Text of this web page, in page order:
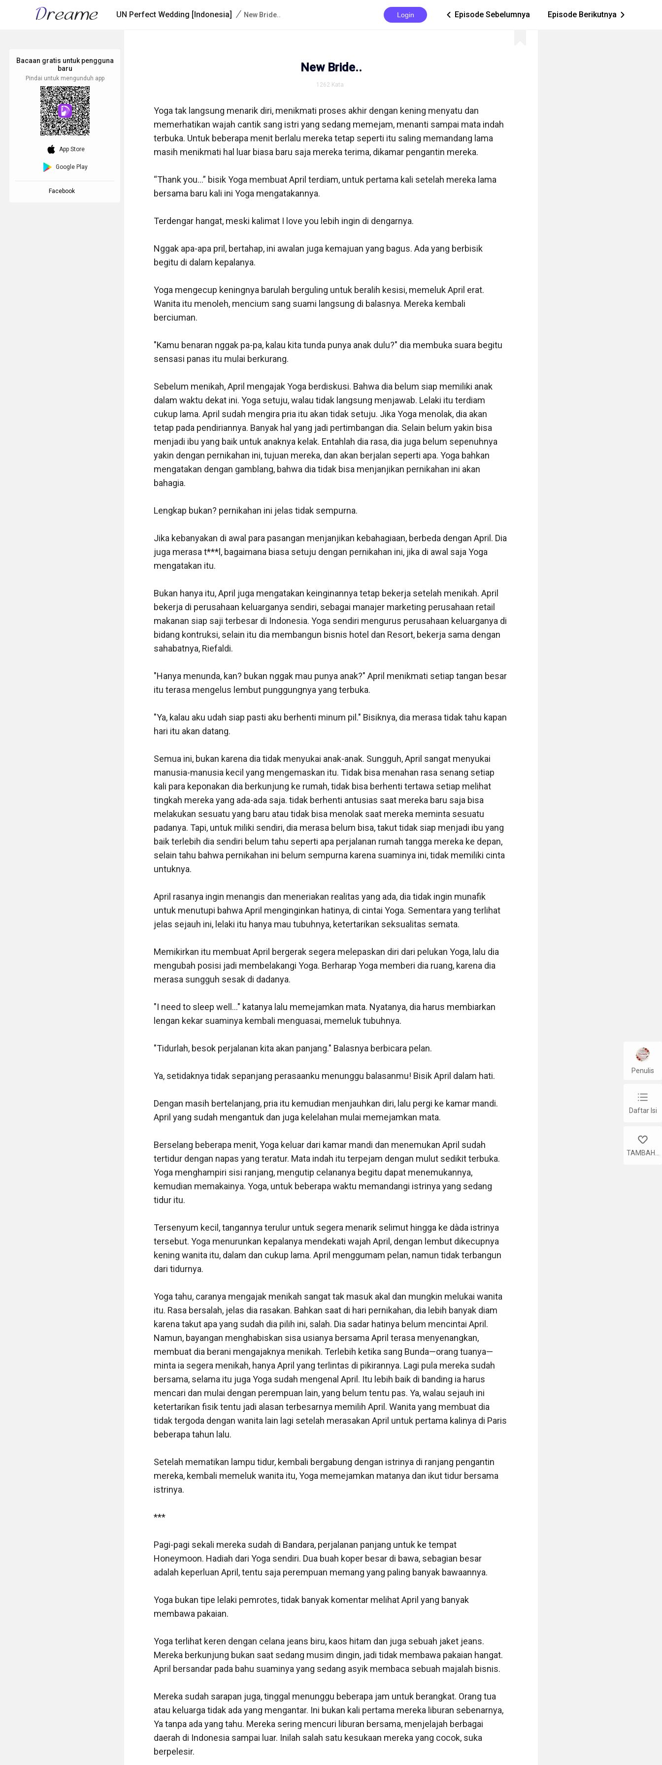
UN Perfect Wedding [Indonesia] / New Bride.. Login ic_arrow_left Episode Sebelumnya Episode Berikutnya ic_arrow_right
New Bride..
1262 Kata
Yoga tak langsung menarik diri, menikmati proses akhir dengan kening menyatu dan
memerhatikan wajah cantik sang istri yang sedang memejam, menanti sampai mata indah
terbuka. Untuk beberapa menit berlalu mereka tetap seperti itu saling memandang lama
masih menikmati hal luar biasa baru saja mereka terima, dikamar pengantin mereka.
“Thank you...” bisik Yoga membuat April terdiam, untuk pertama kali setelah mereka lama
bersama baru kali ini Yoga mengatakannya.
Terdengar hangat, meski kalimat I love you lebih ingin di dengarnya.
Nggak apa-apa pril, bertahap, ini awalan juga kemajuan yang bagus. Ada yang berbisik
begitu di dalam kepalanya.
Yoga mengecup keningnya barulah berguling untuk beralih kesisi, memeluk April erat.
Wanita itu menoleh, mencium sang suami langsung di balasnya. Mereka kembali
berciuman.
"Kamu benaran nggak pa-pa, kalau kita tunda punya anak dulu?" dia membuka suara begitu
sensasi panas itu mulai berkurang.
Sebelum menikah, April mengajak Yoga berdiskusi. Bahwa dia belum siap memiliki anak
dalam waktu dekat ini. Yoga setuju, walau tidak langsung menjawab. Lelaki itu terdiam
cukup lama. April sudah mengira pria itu akan tidak setuju. Jika Yoga menolak, dia akan
tetap pada pendiriannya. Banyak hal yang jadi pertimbangan dia. Selain belum yakin bisa
menjadi ibu yang baik untuk anaknya kelak. Entahlah dia rasa, dia juga belum sepenuhnya
yakin dengan pernikahan ini, tujuan mereka, dan akan berjalan seperti apa. Yoga bahkan
mengatakan dengan gamblang, bahwa dia tidak bisa menjanjikan pernikahan ini akan
bahagia.
Lengkap bukan? pernikahan ini jelas tidak sempurna.
Jika kebanyakan di awal para pasangan menjanjikan kebahagiaan, berbeda dengan April. Dia
juga merasa t***l, bagaimana biasa setuju dengan pernikahan ini, jika di awal saja Yoga
mengatakan itu.
Bukan hanya itu, April juga mengatakan keinginannya tetap bekerja setelah menikah. April
bekerja di perusahaan keluarganya sendiri, sebagai manajer marketing perusahaan retail
makanan siap saji terbesar di Indonesia. Yoga sendiri mengurus perusahaan keluarganya di
bidang kontruksi, selain itu dia membangun bisnis hotel dan Resort, bekerja sama dengan
sahabatnya, Riefaldi.
"Hanya menunda, kan? bukan nggak mau punya anak?" April menikmati setiap tangan besar
itu terasa mengelus lembut punggungnya yang terbuka.
"Ya, kalau aku udah siap pasti aku berhenti minum pil." Bisiknya, dia merasa tidak tahu kapan
hari itu akan datang.
Semua ini, bukan karena dia tidak menyukai anak-anak. Sungguh, April sangat menyukai
manusia-manusia kecil yang mengemaskan itu. Tidak bisa menahan rasa senang setiap
kali para keponakan dia berkunjung ke rumah, tidak bisa berhenti tertawa setiap melihat
tingkah mereka yang ada-ada saja. tidak berhenti antusias saat mereka baru saja bisa
melakukan sesuatu yang baru atau tidak bisa menolak saat mereka meminta sesuatu
padanya. Tapi, untuk miliki sendiri, dia merasa belum bisa, takut tidak siap menjadi ibu yang
baik terlebih dia sendiri belum tahu seperti apa perjalanan rumah tangga mereka ke depan,
selain tahu bahwa pernikahan ini belum sempurna karena suaminya ini, tidak memiliki cinta
untuknya.
April rasanya ingin menangis dan meneriakan realitas yang ada, dia tidak ingin munafik
untuk menutupi bahwa April menginginkan hatinya, di cintai Yoga. Sementara yang terlihat
jelas sejauh ini, lelaki itu hanya mau tubuhnya, ketertarikan seksualitas semata.
Memikirkan itu membuat April bergerak segera melepaskan diri dari pelukan Yoga, lalu dia
mengubah posisi jadi membelakangi Yoga. Berharap Yoga memberi dia ruang, karena dia
merasa sungguh sesak di dadanya.
"I need to sleep well..." katanya lalu memejamkan mata. Nyatanya, dia harus membiarkan
lengan kekar suaminya kembali menguasai, memeluk tubuhnya.
"Tidurlah, besok perjalanan kita akan panjang." Balasnya berbicara pelan.
Ya, setidaknya tidak sepanjang perasaanku menunggu balasanmu! Bisik April dalam hati.
Dengan masih bertelanjang, pria itu kemudian menjauhkan diri, lalu pergi ke kamar mandi.
April yang sudah mengantuk dan juga kelelahan mulai memejamkan mata.
Berselang beberapa menit, Yoga keluar dari kamar mandi dan menemukan April sudah
tertidur dengan napas yang teratur. Mata indah itu terpejam dengan mulut sedikit terbuka.
Yoga menghampiri sisi ranjang, mengutip celananya begitu dapat menemukannya,
kemudian memakainya. Yoga, untuk beberapa waktu memandangi istrinya yang sedang
tidur itu.
Tersenyum kecil, tangannya terulur untuk segera menarik selimut hingga ke dàda istrinya
tersebut. Yoga menurunkan kepalanya mendekati wajah April, dengan lembut dikecupnya
kening wanita itu, dalam dan cukup lama. April menggumam pelan, namun tidak terbangun
dari tidurnya.
Yoga tahu, caranya mengajak menikah sangat tak masuk akal dan mungkin melukai wanita
itu. Rasa bersalah, jelas dia rasakan. Bahkan saat di hari pernikahan, dia lebih banyak diam
karena takut apa yang sudah dia pilih ini, salah. Dia sadar hatinya belum mencintai April.
Namun, bayangan menghabiskan sisa usianya bersama April terasa menyenangkan,
membuat dia berani mengajaknya menikah. Terlebih ketika sang Bunda—orang tuanya—
minta ia segera menikah, hanya April yang terlintas di pikirannya. Lagi pula mereka sudah
bersama, selama itu juga Yoga sudah mengenal April. Itu lebih baik di banding ia harus
mencari dan mulai dengan perempuan lain, yang belum tentu pas. Ya, walau sejauh ini
ketertarikan fisik tentu jadi alasan terbesarnya memilih April. Wanita yang membuat dia
tidak tergoda dengan wanita lain lagi setelah merasakan April untuk pertama kalinya di Paris
beberapa tahun lalu.
Setelah mematikan lampu tidur, kembali bergabung dengan istrinya di ranjang pengantin
mereka, kembali memeluk wanita itu, Yoga memejamkan matanya dan ikut tidur bersama
istrinya.
***
Pagi-pagi sekali mereka sudah di Bandara, perjalanan panjang untuk ke tempat
Honeymoon. Hadiah dari Yoga sendiri. Dua buah koper besar di bawa, sebagian besar
adalah keperluan April, tentu saja perempuan memang yang paling banyak bawaannya.
Yoga bukan tipe lelaki pemrotes, tidak banyak komentar melihat April yang banyak
membawa pakaian.
Yoga terlihat keren dengan celana jeans biru, kaos hitam dan juga sebuah jaket jeans.
Mereka berkunjung bukan saat sedang musim dingin, jadi tidak membawa pakaian hangat.
April bersandar pada bahu suaminya yang sedang asyik membaca sebuah majalah bisnis.
Mereka sudah sarapan juga, tinggal menunggu beberapa jam untuk berangkat. Orang tua
atau keluarga tidak ada yang mengantar. Ini bukan kali pertama mereka liburan sebenarnya,
Ya tanpa ada yang tahu. Mereka sering mencuri liburan bersama, menjelajah berbagai
daerah di Indonesia sampai luar. Inilah salah satu kesukaan mereka yang cocok, suka
berpelesir.
Bacaan gratis untuk pengguna
baru
Pindai untuk mengunduh app
download_ios App Store
Google Play
Facebook
Penulis
chap_list
Daftar Isi
like
TAMBAHK